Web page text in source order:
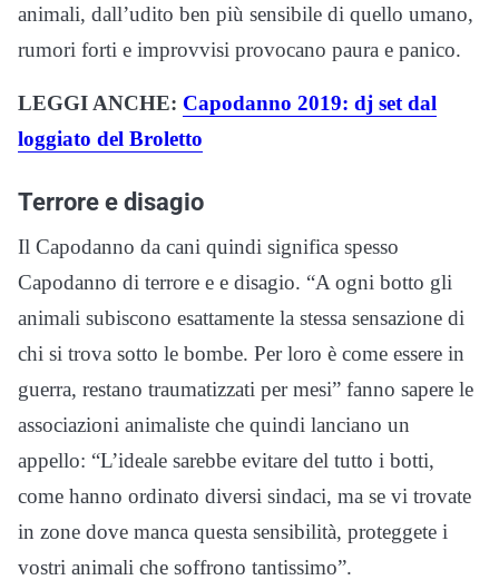
animali, dall’udito ben più sensibile di quello umano,
rumori forti e improvvisi provocano paura e panico.
LEGGI ANCHE: Capodanno 2019: dj set dal
loggiato del Broletto
Terrore e disagio
Il Capodanno da cani quindi significa spesso
Capodanno di terrore e e disagio. “A ogni botto gli
animali subiscono esattamente la stessa sensazione di
chi si trova sotto le bombe. Per loro è come essere in
guerra, restano traumatizzati per mesi” fanno sapere le
associazioni animaliste che quindi lanciano un
appello: “L’ideale sarebbe evitare del tutto i botti,
come hanno ordinato diversi sindaci, ma se vi trovate
in zone dove manca questa sensibilità, proteggete i
vostri animali che soffrono tantissimo”.